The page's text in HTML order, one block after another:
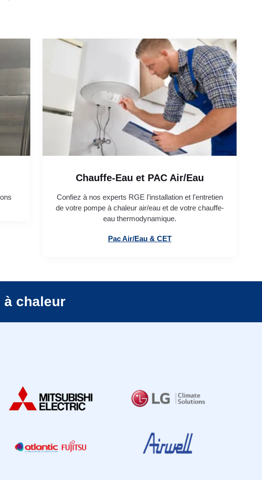
Chauffe-Eau et PAC Air/Eau
Confiez à nos experts RGE l’installation et l’entretien
de votre pompe à chaleur air/eau et de votre chauffe-
eau thermodynamique.
Pac Air/Eau & CET
à chaleur